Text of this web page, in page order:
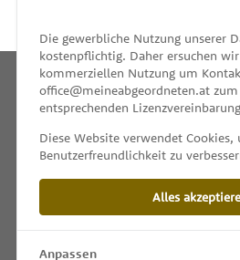
INFO
IMPRESSUM &
Die gewerbliche Nutzung unserer
kostenpflichtig. Daher ersuchen
kommerziellen Nutzung um
office@meineabgeordneten.at
entsprechenden
Diese Website verwendet Cookies,
Benutzerfreundlichkeit zu
Alles
Anpassen